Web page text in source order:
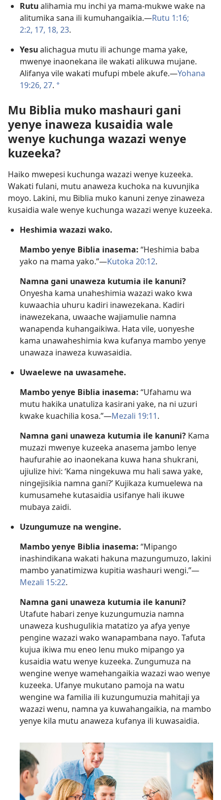
Rutualihamia mu inchi ya mama-mukwe wake na
alitumika sana ili kumuhangaikia.​—Rutu 1:16;
2:2, 17, 18, 23.
Yesualichagua mutu ili achunge mama yake,
mwenye inaonekana ile wakati alikuwa mujane.
Alifanya vile wakati mufupi mbele akufe.​—Yohana
19:26, 27. a
Mu Biblia muko mashauri gani
yenye inaweza kusaidia wale
wenye kuchunga wazazi wenye
kuzeeka?
Haiko mwepesi kuchunga wazazi wenye kuzeeka.
Wakati fulani, mutu anaweza kuchoka na kuvunjika
moyo. Lakini, mu Biblia muko kanuni zenye zinaweza
kusaidia wale wenye kuchunga wazazi wenye kuzeeka.
Heshimia wazazi wako.
Mambo yenye Biblia inasema: “Heshimia baba
yako na mama yako.”​—Kutoka 20:12.
Namna gani unaweza kutumia ile kanuni?
Onyesha kama unaheshimia wazazi wako kwa
kuwaachia uhuru kadiri inawezekana. Kadiri
inawezekana, uwaache wajiamulie namna
wanapenda kuhangaikiwa. Hata vile, uonyeshe
kama unawaheshimia kwa kufanya mambo yenye
unawaza inaweza kuwasaidia.
Uwaelewe na uwasamehe.
Mambo yenye Biblia inasema: “Ufahamu wa
mutu hakika unatuliza kasirani yake, na ni uzuri
kwake kuachilia kosa.”​—Mezali 19:11.
Namna gani unaweza kutumia ile kanuni? Kama
muzazi mwenye kuzeeka anasema jambo lenye
haufurahie ao inaonekana kuwa hana shukrani,
ujiulize hivi: ‘Kama ningekuwa mu hali sawa yake,
ningejisikia namna gani?’ Kujikaza kumuelewa na
kumusamehe kutasaidia usifanye hali ikuwe
mubaya zaidi.
Uzungumuze na wengine.
Mambo yenye Biblia inasema: “Mipango
inashindikana wakati hakuna mazungumuzo, lakini
mambo yanatimizwa kupitia washauri wengi.”​—
Mezali 15:22.
Namna gani unaweza kutumia ile kanuni?
Utafute habari zenye kuzungumuzia namna
unaweza kushugulikia matatizo ya afya yenye
pengine wazazi wako wanapambana nayo. Tafuta
kujua ikiwa mu eneo lenu muko mipango ya
kusaidia watu wenye kuzeeka. Zungumuza na
wengine wenye wamehangaikia wazazi wao wenye
kuzeeka. Ufanye mukutano pamoja na watu
wengine wa familia ili kuzungumuzia mahitaji ya
wazazi wenu, namna ya kuwahangaikia, na mambo
yenye kila mutu anaweza kufanya ili kuwasaidia.